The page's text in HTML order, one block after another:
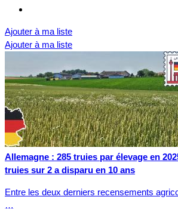
Ajouter à ma liste
Ajouter à ma liste
Allemagne : 285 truies par élevage en
truies sur 2 a disparu en 10 ans
Entre les deux derniers recensements
…